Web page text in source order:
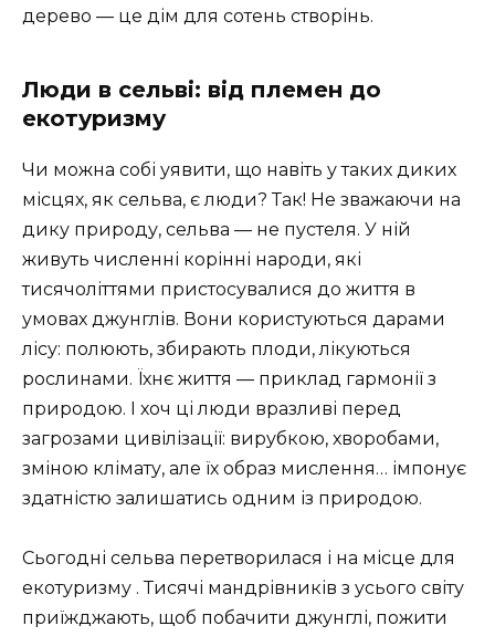
дерево — це дім для сотень створінь.
Люди в сельві: від племен до
екотуризму
Чи можна собі уявити, що навіть у таких диких
місцях, як сельва, є люди? Так! Не зважаючи на
дику природу, сельва — не пустеля. У ній
живуть численні корінні народи, які
тисячоліттями пристосувалися до життя в
умовах джунглів. Вони користуються дарами
лісу: полюють, збирають плоди, лікуються
рослинами. Їхнє життя — приклад гармонії з
природою. І хоч ці люди вразливі перед
загрозами цивілізації: вирубкою, хворобами,
зміною клімату, але їх образ мислення… імпонує
здатністю залишатись одним із природою.
Сьогодні сельва перетворилася і на місце для
екотуризму ️. Тисячі мандрівників з усього світу
приїжджають, щоб побачити джунглі, пожити